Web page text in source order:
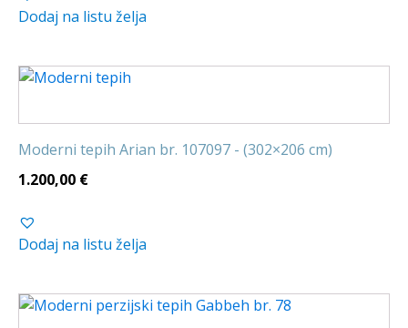
Dodaj na listu želja
Moderni tepih Arian br. 107097 - (302×206 cm)
1.200,00 €
Dodaj na listu želja